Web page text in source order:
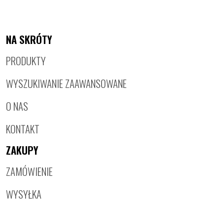
NA SKRÓTY
PRODUKTY
WYSZUKIWANIE ZAAWANSOWANE
O NAS
KONTAKT
ZAKUPY
ZAMÓWIENIE
WYSYŁKA